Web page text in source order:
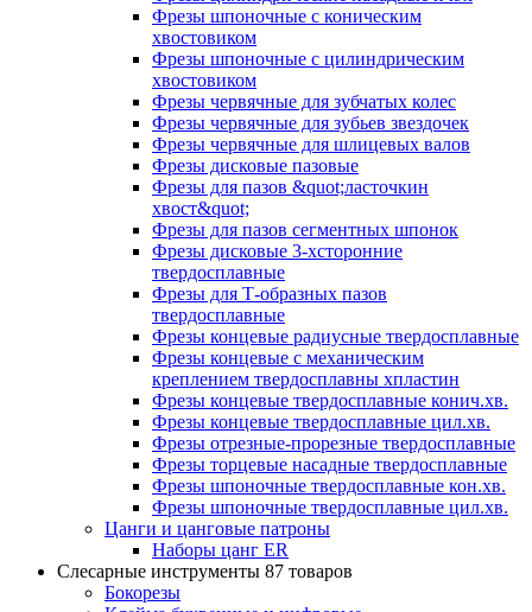
Фрезы шпоночные с коническим
хвостовиком
Фрезы шпоночные с цилиндрическим
хвостовиком
Фрезы червячные для зубчатых колес
Фрезы червячные для зубьев звездочек
Фрезы червячные для шлицевых валов
Фрезы дисковые пазовые
Фрезы для пазов &quot;ласточкин
хвост&quot;
Фрезы для пазов сегментных шпонок
Фрезы дисковые 3-хсторонние
твердосплавные
Фрезы для Т-образных пазов
твердосплавные
Фрезы концевые радиусные твердосплавные
Фрезы концевые с механическим
креплением твердосплавны хпластин
Фрезы концевые твердосплавные конич.хв.
Фрезы концевые твердосплавные цил.хв.
Фрезы отрезные-прорезные твердосплавные
Фрезы торцевые насадные твердосплавные
Фрезы шпоночные твердосплавные кон.хв.
Фрезы шпоночные твердосплавные цил.хв.
Цанги и цанговые патроны
Наборы цанг ER
Слесарные инструменты 87 товаров
Бокорезы